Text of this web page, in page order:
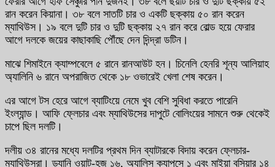
রান করেন কিয়ানা। ৩৮ বলে সাতটি চার ও একটি ছক্কায় ৫০ রান করেন
ম্যাথিউস। ১৯ বলে দুটি চার ও দুটি ছক্কায় ২৭ রান করে বোল্ড হয়ে ফেরার
আগে দলকে জয়ের কাছাকাছি পৌঁছে দেন দিন্দ্রা ডটিন।
মাঝে শিমাইনে ক্যাম্পবেলে ৫ রানে রানআউট হন। চিনেলি হেনরি শূন্য আলিয়াহ
অ্যালিনি ৬ রানে অপরাজিত থেকে ১৮ ওভারেই খেলা শেষ করেন।
এর আগে টস হেরে আগে ব্যাটিংয়ে নেমে খুব বেশি সুবিধা করতে পারেনি
ইংল্যান্ড। আফি ফ্লেচার এবং ম্যাথিউসের দাপুটে বোলিংয়ের সামনে শুরু থেকেই
চাপে ছিল দলটি।
দলীয় ৩৪ রানের মধ্যে দলটির প্রথম দিন ব্যাটারকে বিদায় করেন ফ্লেচার-
ম্যাথিউসরা। ড্যানি ওয়াট-হজ ১৬, অ্যালিস ক্যাপসে ১ এবং মাইয়া বুসিয়ার ১৪